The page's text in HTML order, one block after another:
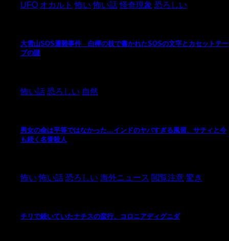
UFO オカルト 怖い 怖い話 怪奇現象 恐ろしい
大雪山SOS遭難事件 白樺の枝で書かれたSOSの文字とカセットテー
プの謎
怖い話 恐ろしい 自然
男女の命は平等ではなかった…インドのヤバすぎる風習、サティと今
も続く名誉殺人
怖い 怖い話 恐ろしい 海外ニュース 閲覧注意 驚き
チリで続いていたナチスの蛮行、コロニアディグニダ